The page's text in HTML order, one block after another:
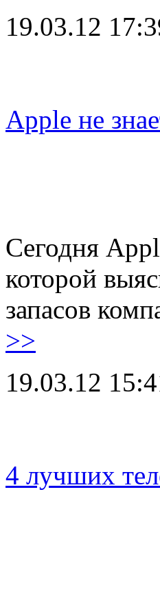
19.03.12
Apple не
Сегодня
которой
запасов
>>
19.03.12
4 лучших